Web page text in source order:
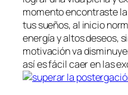
momento encontraste
tus sueños, al inicio
energía y altos deseos,
motivación va
así es fácil caer en las